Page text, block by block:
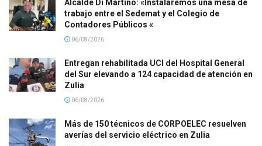
Alcalde Di Martino: «Instalaremos una mesa de
trabajo entre el Sedemat y el Colegio de
Contadores Públicos «
06/08/2026
Entregan rehabilitada UCI del Hospital General
del Sur elevando a 124 capacidad de atención en
Zulia
06/08/2026
Más de 150 técnicos de CORPOELEC resuelven
averías del servicio eléctrico en Zulia